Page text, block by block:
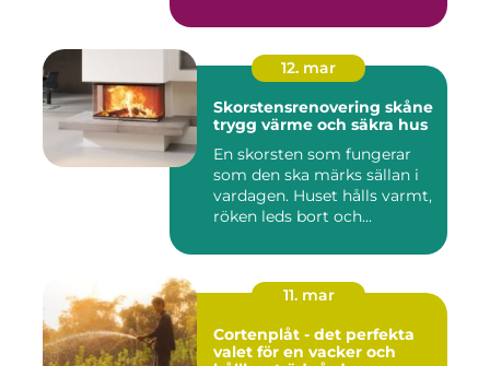
12. mar
Skorstensrenovering skåne
trygg värme och säkra hus
En skorsten som fungerar
som den ska märks sällan i
vardagen. Huset hålls varmt,
röken leds bort och...
11. mar
Cortenplåt - det perfekta
valet för en vacker och